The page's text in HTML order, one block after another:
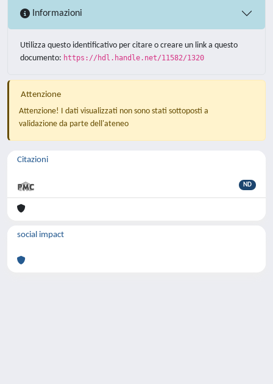
Informazioni
Utilizza questo identificativo per citare o creare un link a questo
documento: https://hdl.handle.net/11582/1320
Attenzione
Attenzione! I dati visualizzati non sono stati sottoposti a
validazione da parte dell'ateneo
Citazioni
ND
social impact